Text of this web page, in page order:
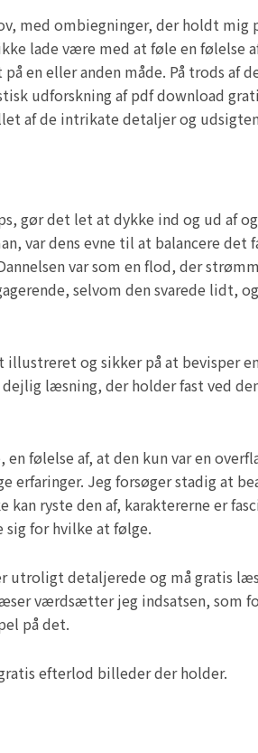
med ombiegninger, der holdt
lade være med at føle en følelse
en eller anden måde. På trods af
udforskning af pdf download
af de intrikate detaljer og
gør det let at dykke ind og ud af
var dens evne til at balancere det
var som en flod, der
selvom den svarede lidt,
og sikker på at bevisper
læsning, der holder fast ved
følelse af, at den kun var en
Jeg forsøger stadig at
ryste den af, karaktererne er
sig for hvilke at følge.
detaljerede og må gratis
værdsætter jeg indsatsen, som
på det.
efterlod billeder der holder.